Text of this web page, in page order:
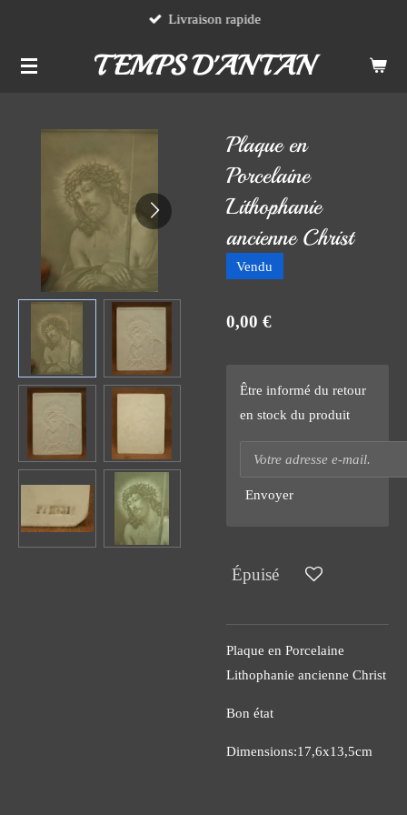
contenu
TEMPS D'ANTAN
Livraison rapide
Plaque en
Porcelaine
Lithophanie
ancienne Christ
Vendu
0,00 €
Être informé du retour
en stock du produit
Envoyer
Épuisé
Plaque en Porcelaine
Lithophanie ancienne Christ
Bon état
Dimensions:17,6x13,5cm